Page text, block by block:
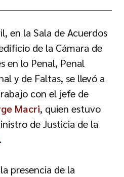
en la Sala de Acuerdos
de la Cámara de
en lo Penal, Penal
y de Faltas, se llevó a
con el jefe de
Macri, quien estuvo
de Justicia de la
.
presencia de la